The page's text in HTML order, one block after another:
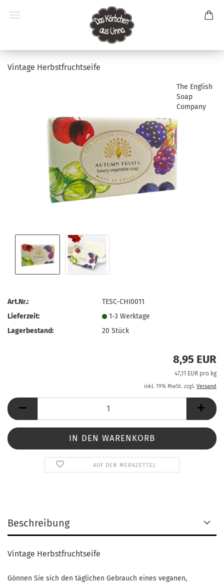
Vintage Herbstfruchtseife
The English
Soap
Company
Art.Nr.:
TESC-CHI0011
Lieferzeit:
1-3 Werktage
Lagerbestand:
20Stück
8,95 EUR
47,11 EUR pro kg
inkl. 19% MwSt. zzgl. Versand
AUF DEN MERKZETTEL
Beschreibung
Vintage Herbstfruchtseife
Gönnen Sie sich den täglichen Gebrauch eines veganen,